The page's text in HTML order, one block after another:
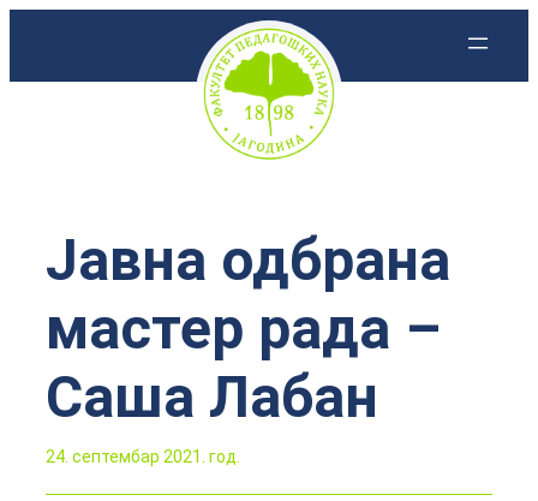
Јавна одбрана
мастер рада –
Саша Лабан
24. септембар 2021. год.